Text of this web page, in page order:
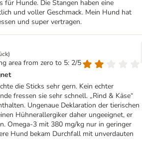
für Hunde. Die Stangen haben eine
und voller Geschmack. Mein Hund hat
und super vertragen.
area from zero to 5: 2/5
die Sticks sehr gern. Kein echter
fressen sie sehr schnell. „Rind & Käse“
Ungenaue Deklaration der tierischen
Hühnerallergiker daher ungeeignet, er
Omega-3 mit 380 mg/kg nur in geringer
Hund bekam Durchfall mit unverdauten